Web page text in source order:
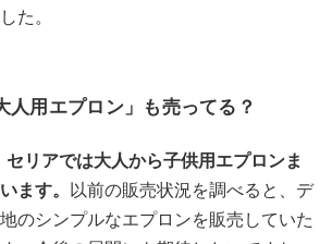
た。
人用エプロン」も売ってる？
リアでは大人から子供用エプロンま
ます。 以前の販売状況を調べると、デ
のシンプルなエプロンを販売していた